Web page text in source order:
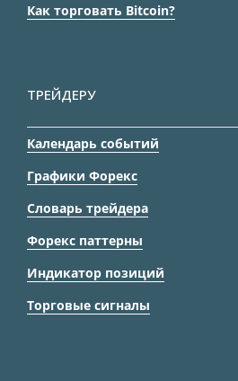
Как торговать Bitcoin?
ТРЕЙДЕРУ
Календарь событий
Графики Форекс
Словарь трейдера
Форекс паттерны
Индикатор позиций
Торговые сигналы